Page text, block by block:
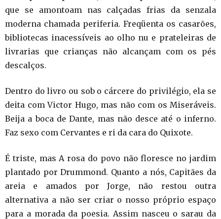
que se amontoam nas calçadas frias da senzala
moderna chamada periferia. Freqüenta os casarões,
bibliotecas inacessíveis ao olho nu e prateleiras de
livrarias que crianças não alcançam com os pés
descalços.
Dentro do livro ou sob o cárcere do privilégio, ela se
deita com Victor Hugo, mas não com os Miseráveis.
Beija a boca de Dante, mas não desce até o inferno.
Faz sexo com Cervantes e ri da cara do Quixote.
É triste, mas A rosa do povo não floresce no jardim
plantado por Drummond. Quanto a nós, Capitães da
areia e amados por Jorge, não restou outra
alternativa a não ser criar o nosso próprio espaço
para a morada da poesia. Assim nasceu o sarau da